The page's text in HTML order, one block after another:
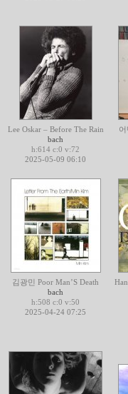
Lee Oskar – Before The Rain
bach
h:614 c:0 v:72
2025-05-09 06:10
김광민 Poor Man’S Death
bach
h:508 c:0 v:50
2025-04-24 07:25